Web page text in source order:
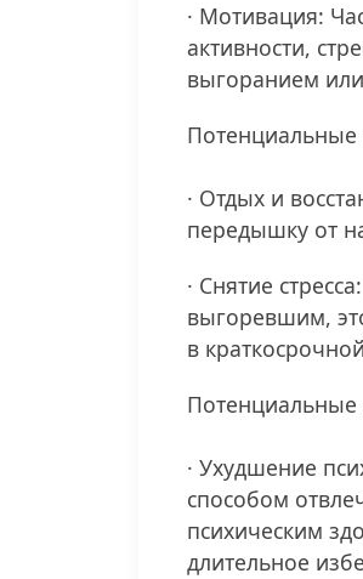
· Мотивация:
активности,
выгоранием
· Отдых и
передышку от
· Снятие
выгоревшим,
в
Потенциальные
· Ухудшение
способом
психическим
длительное